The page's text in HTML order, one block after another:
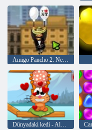
Amigo Pancho 2: New York Partisi
Dünyadaki kedi - Alpine Lakes